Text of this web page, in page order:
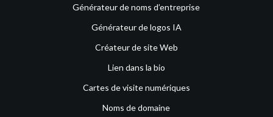
Générateur de noms d’entreprise
Générateur de logos IA
Créateur de site Web
Lien dans la bio
Cartes de visite numériques
Noms de domaine